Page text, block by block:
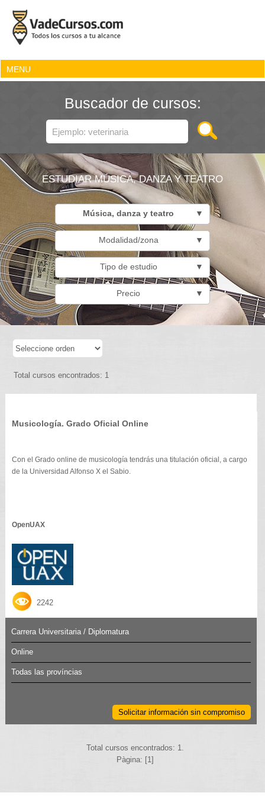
MENU
Buscador de cursos:
ESTUDIAR MÚSICA, DANZA Y TEATRO
Música, danza y teatro ▼
Modalidad/zona ▼
Tipo de estudio ▼
Precio ▼
Total cursos encontrados: 1
Musicología. Grado Oficial Online
Con el Grado online de musicología tendrás una titulación oficial, a cargo
de la Universidad Alfonso X el Sabio.
OpenUAX
2242
Carrera Universitaria / Diplomatura
Online
Todas las províncias
Solicitar información sin compromiso
Total cursos encontrados: 1.
Pàgina: [1]